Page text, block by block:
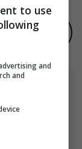
στην Google
to use
and
and